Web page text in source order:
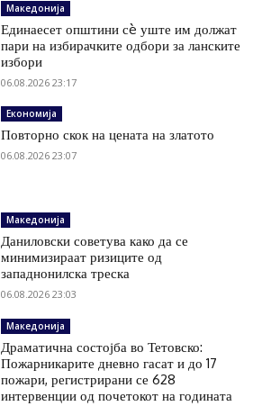
Македонија
Единаесет општини сè уште им должат
пари на избирачките одбори за ланските
избори
06.08.2026 23:17
Економија
Повторно скок на цената на златото
06.08.2026 23:07
Македонија
Даниловски советува како да се
минимизираат ризиците од
западнонилска треска
06.08.2026 23:03
Македонија
Драматична состојба во Тетовско:
Пожарникарите дневно гасат и до 17
пожари, регистрирани се 628
интервенции од почетокот на годината